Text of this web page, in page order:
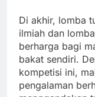
Di akhir, lomba
ilmiah dan
berharga bagi
bakat sendiri.
kompetisi ini,
pengalaman